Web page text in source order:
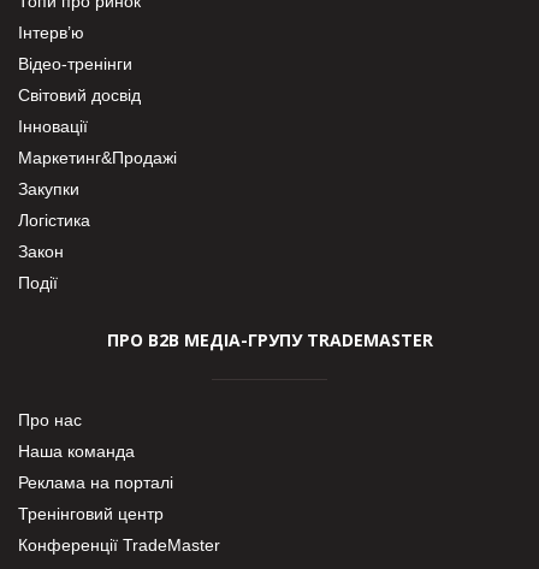
Інтерв’ю
Відео-тренінги
Світовий досвід
Інновації
Маркетинг&Продажі
Закупки
Логістика
Закон
Події
ПРО В2В МЕДІА-ГРУПУ TRADEMASTER
Про нас
Наша команда
Реклама на порталі
Тренінговий центр
Конференції TradeMaster